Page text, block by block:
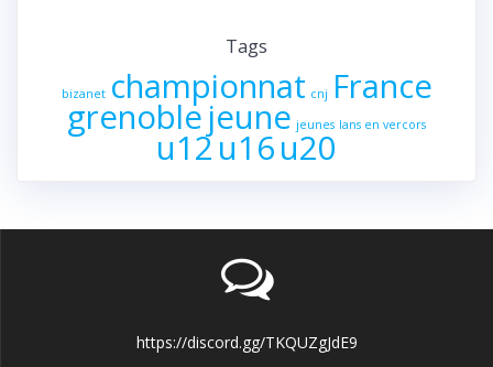
Tags
bizanet championnat cnj France
grenoble jeune jeunes lans en vercors
u12u16u20
https://discord.gg/TKQUZgJdE9